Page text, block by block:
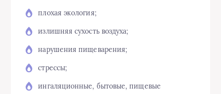
плохая экология;
излишняя сухость воздуха;
нарушения пищеварения;
стрессы;
ингаляционные, бытовые, пищевые